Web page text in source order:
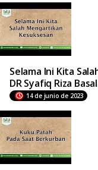
Selama Ini Kita
DR Syafiq Riza
14 de junio de 2023